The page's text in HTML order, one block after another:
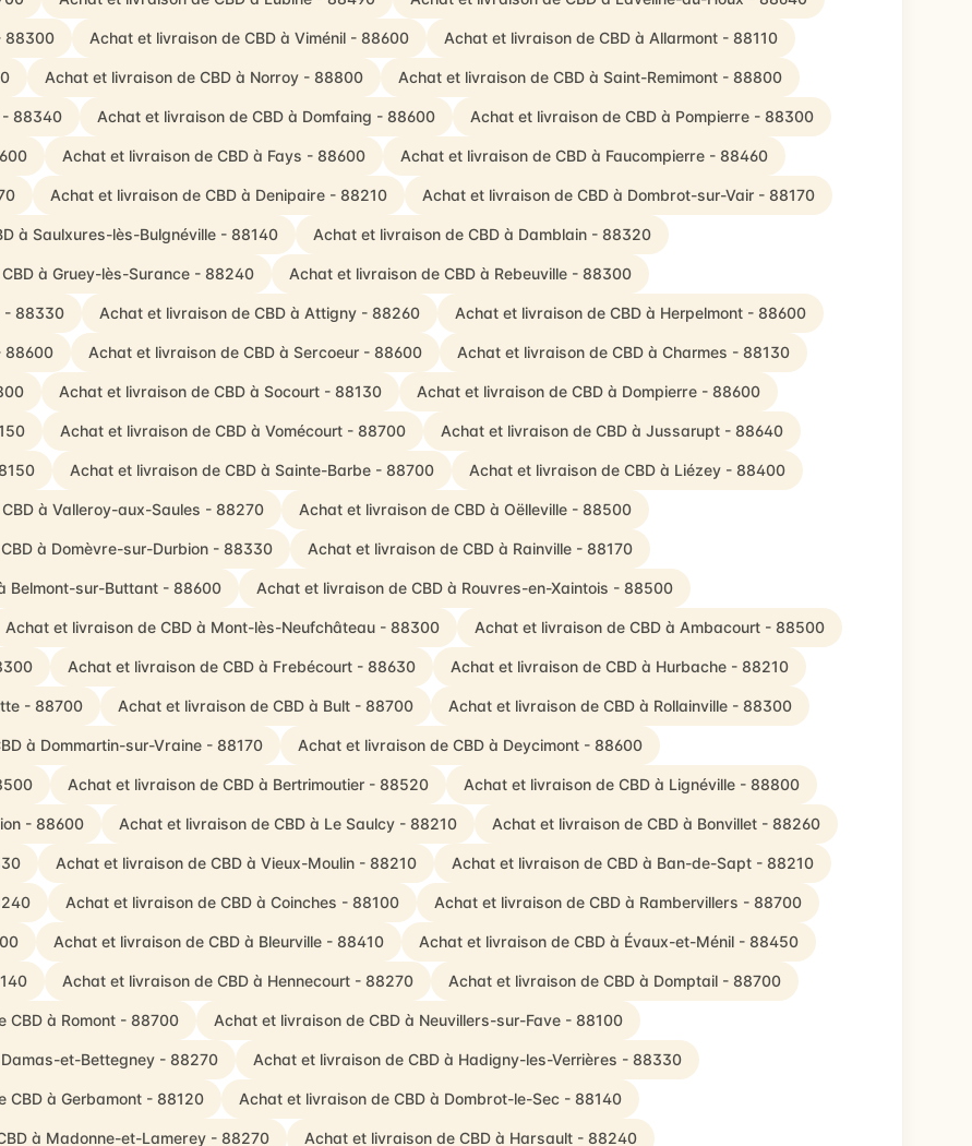
88300 Achat et livraison de CBD à Viménil - 88600 Achat et livraison de CBD à Allarmont - 88110
Achat et livraison de CBD à Norroy - 88800 Achat et livraison de CBD à Saint-Remimont - 88800
- 88340 Achat et livraison de CBD à Domfaing - 88600 Achat et livraison de CBD à Pompierre - 88300
Achat et livraison de CBD à Fays - 88600 Achat et livraison de CBD à Faucompierre - 88460
Achat et livraison de CBD à Denipaire - 88210 Achat et livraison de CBD à Dombrot-sur-Vair - 88170
à Saulxures-lès-Bulgnéville - 88140 Achat et livraison de CBD à Damblain - 88320
à Gruey-lès-Surance - 88240 Achat et livraison de CBD à Rebeuville - 88300
- 88330 Achat et livraison de CBD à Attigny - 88260 Achat et livraison de CBD à Herpelmont - 88600
88600 Achat et livraison de CBD à Sercoeur - 88600 Achat et livraison de CBD à Charmes - 88130
Achat et livraison de CBD à Socourt - 88130 Achat et livraison de CBD à Dompierre - 88600
Achat et livraison de CBD à Vomécourt - 88700 Achat et livraison de CBD à Jussarupt - 88640
Achat et livraison de CBD à Sainte-Barbe - 88700 Achat et livraison de CBD à Liézey - 88400
à Valleroy-aux-Saules - 88270 Achat et livraison de CBD à Oëlleville - 88500
à Domèvre-sur-Durbion - 88330 Achat et livraison de CBD à Rainville - 88170
Belmont-sur-Buttant - 88600 Achat et livraison de CBD à Rouvres-en-Xaintois - 88500
Achat et livraison de CBD à Mont-lès-Neufchâteau - 88300 Achat et livraison de CBD à Ambacourt - 88500
Achat et livraison de CBD à Frebécourt - 88630 Achat et livraison de CBD à Hurbache - 88210
- 88700 Achat et livraison de CBD à Bult - 88700 Achat et livraison de CBD à Rollainville - 88300
à Dommartin-sur-Vraine - 88170 Achat et livraison de CBD à Deycimont - 88600
Achat et livraison de CBD à Bertrimoutier - 88520 Achat et livraison de CBD à Lignéville - 88800
- 88600 Achat et livraison de CBD à Le Saulcy - 88210 Achat et livraison de CBD à Bonvillet - 88260
Achat et livraison de CBD à Vieux-Moulin - 88210 Achat et livraison de CBD à Ban-de-Sapt - 88210
Achat et livraison de CBD à Coinches - 88100 Achat et livraison de CBD à Rambervillers - 88700
Achat et livraison de CBD à Bleurville - 88410 Achat et livraison de CBD à Évaux-et-Ménil - 88450
Achat et livraison de CBD à Hennecourt - 88270 Achat et livraison de CBD à Domptail - 88700
CBD à Romont - 88700 Achat et livraison de CBD à Neuvillers-sur-Fave - 88100
et-Bettegney - 88270 Achat et livraison de CBD à Hadigny-les-Verrières - 88330
CBD à Gerbamont - 88120 Achat et livraison de CBD à Dombrot-le-Sec - 88140
à Madonne-et-Lamerey - 88270 Achat et livraison de CBD à Harsault - 88240